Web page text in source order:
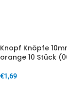
Knopf Knöpfe
orange 10 Stück
€1,69